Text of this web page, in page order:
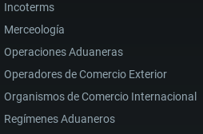
Incoterms
Merceología
Operaciones Aduaneras
Operadores de Comercio Exterior
Organismos de Comercio Internacional
Regímenes Aduaneros